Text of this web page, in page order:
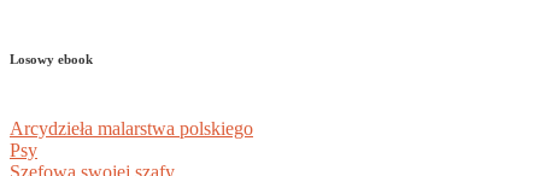
Losowy ebook
Arcydzieła malarstwa polskiego
Psy